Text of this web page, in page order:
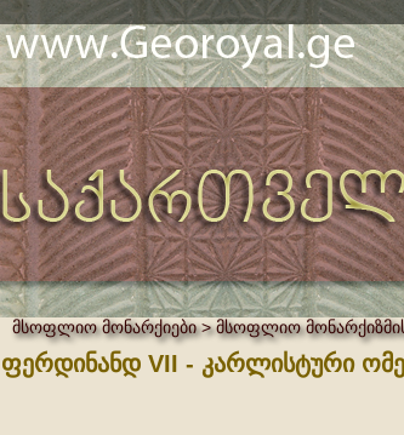
მსოფლიო მონარქიები > მსოფლიო
ფერდინანდ VII - კარლისტური